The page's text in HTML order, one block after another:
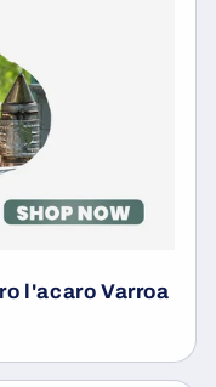
l'acaro Varroa